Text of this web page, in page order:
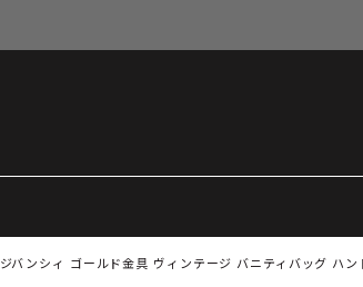
ジバンシィ ゴールド金具 ヴィンテージ バニティバッグ ハン